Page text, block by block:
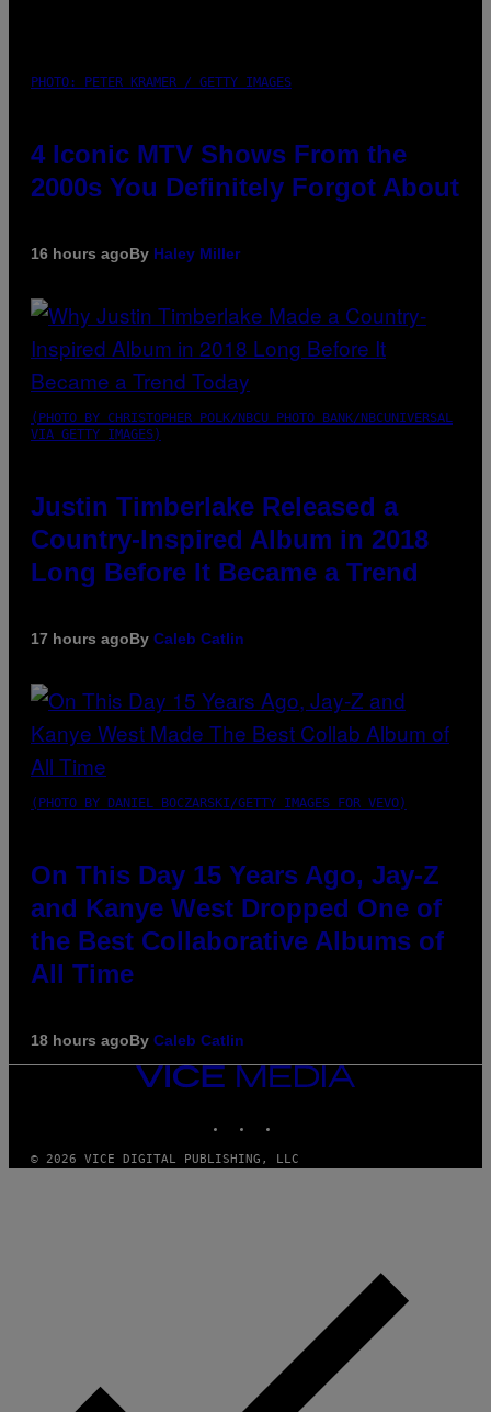
PHOTO: PETER KRAMER / GETTY IMAGES
4 Iconic MTV Shows From the
2000s You Definitely Forgot About
16 hours agoBy Haley Miller
(PHOTO BY CHRISTOPHER POLK/NBCU PHOTO BANK/NBCUNIVERSAL
VIA GETTY IMAGES)
Justin Timberlake Released a
Country-Inspired Album in 2018
Long Before It Became a Trend
17 hours agoBy Caleb Catlin
(PHOTO BY DANIEL BOCZARSKI/GETTY IMAGES FOR VEVO)
On This Day 15 Years Ago, Jay-Z
and Kanye West Dropped One of
the Best Collaborative Albums of
All Time
18 hours agoBy Caleb Catlin
VICE
MEDIA
© 2026 VICE DIGITAL PUBLISHING, LLC